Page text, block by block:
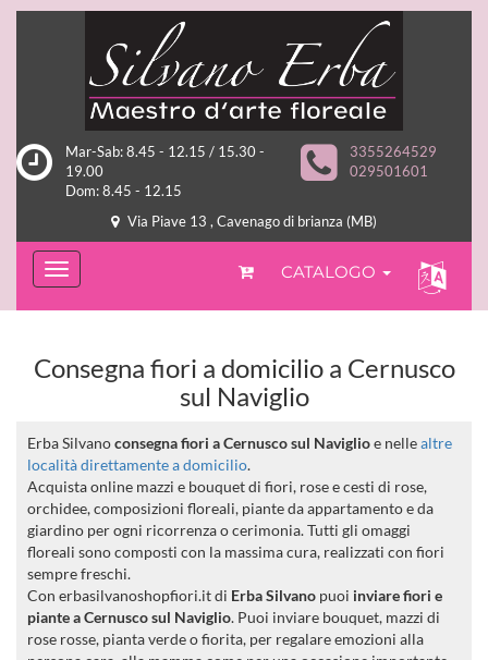
Mar-Sab: 8.45 - 12.15 / 15.30 -
19.00
Dom: 8.45 - 12.15
3355264529
029501601
Via Piave 13 , Cavenago di brianza (MB)
CATALOGO
Consegna fiori a domicilio a Cernusco
sul Naviglio
Erba Silvanoconsegna fiori a Cernusco sul Naviglioe nellealtre
località direttamente a domicilio.
Acquista online mazzi e bouquet di fiori, rose e cesti di rose,
orchidee, composizioni floreali, piante da appartamento e da
giardino per ogni ricorrenza o cerimonia. Tutti gli omaggi
floreali sono composti con la massima cura, realizzati con fiori
sempre freschi.
Con erbasilvanoshopfiori.it di Erba Silvano puoi inviare fiori e
piante a Cernusco sul Naviglio. Puoi inviare bouquet, mazzi di
rose rosse, pianta verde o fiorita, per regalare emozioni alla